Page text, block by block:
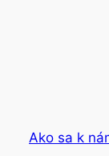
Ako sa k